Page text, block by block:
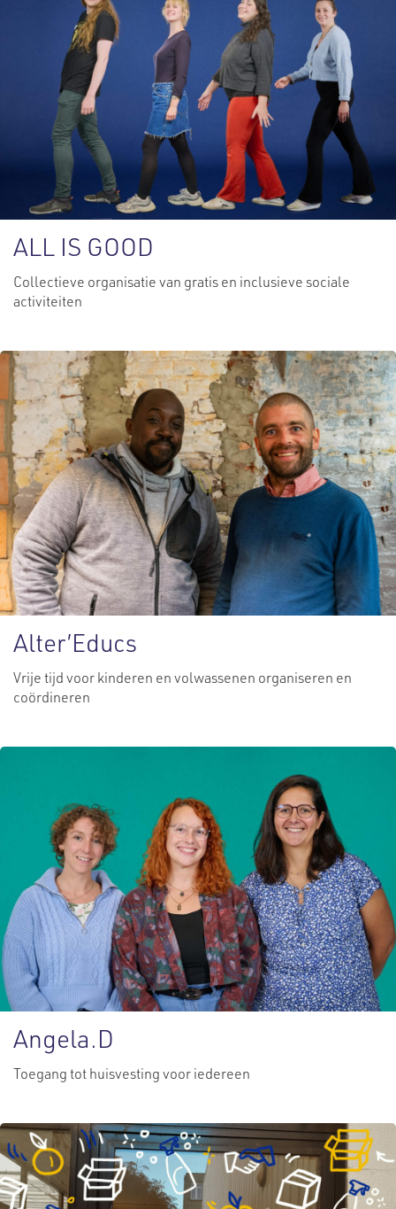
ALL IS GOOD
Collectieve organisatie van gratis en inclusieve sociale
activiteiten
Alter’Educs
Vrije tijd voor kinderen en volwassenen organiseren en
coördineren
Angela.D
Toegang tot huisvesting voor iedereen